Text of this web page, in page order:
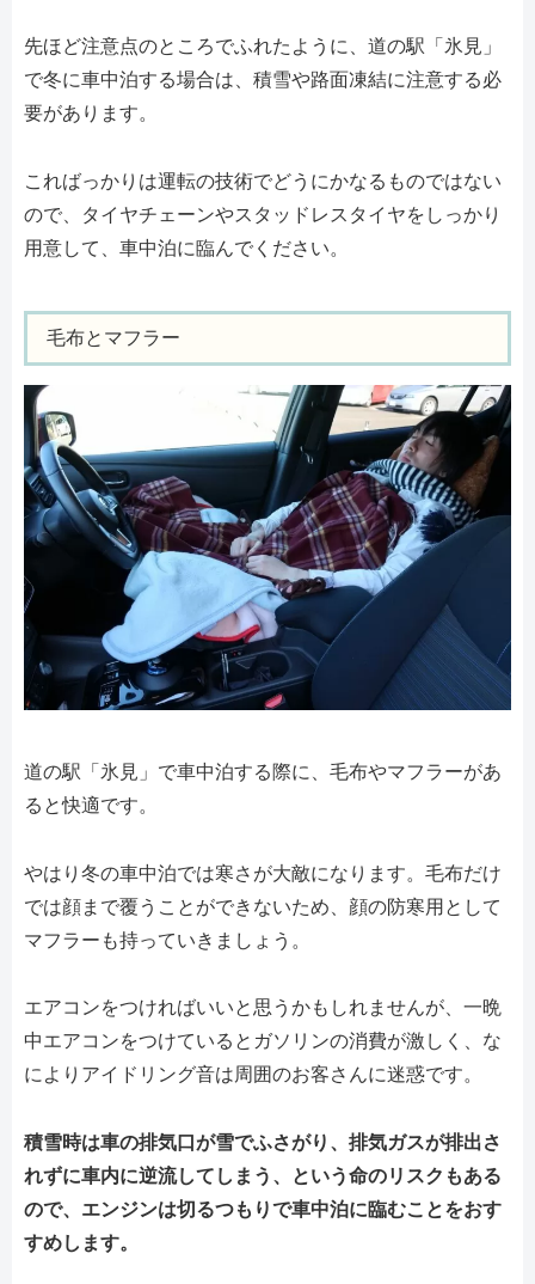
先ほど注意点のところでふれたように、道の駅「氷見」
で冬に車中泊する場合は、積雪や路面凍結に注意する必
要があります。
こればっかりは運転の技術でどうにかなるものではない
ので、タイヤチェーンやスタッドレスタイヤをしっかり
用意して、車中泊に臨んでください。
毛布とマフラー
道の駅「氷見」で車中泊する際に、毛布やマフラーがあ
ると快適です。
やはり冬の車中泊では寒さが大敵になります。毛布だけ
では顔まで覆うことができないため、顔の防寒用として
マフラーも持っていきましょう。
エアコンをつければいいと思うかもしれませんが、一晩
中エアコンをつけているとガソリンの消費が激しく、な
によりアイドリング音は周囲のお客さんに迷惑です。
積雪時は車の排気口が雪でふさがり、排気ガスが排出さ
れずに車内に逆流してしまう、という命のリスクもある
ので、エンジンは切るつもりで車中泊に臨むことをおす
すめします。